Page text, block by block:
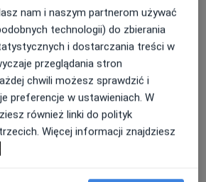
lokalizacje (2)
Zobacz kalendarz online
nam i naszym partnerom używać
technologii) do zbierania
i dostarczania treści w
przeglądania stron
chwili możesz sprawdzić i
preferencje w ustawieniach. W
również linki do polityk
Więcej informacji znajdziesz